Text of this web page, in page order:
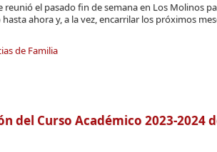
reunió el pasado fin de semana en Los Molinos
ahora y, a la vez, encarrilar los próximos
de Familia
del Curso Académico 2023-2024